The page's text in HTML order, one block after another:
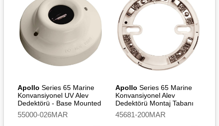
Apollo Series 65 Marine
Konvansiyonel UV Alev
Dedektörü - Base Mounted
55000-026MAR
Apollo Series 65 Marine
Konvansiyonel Alev
Dedektörü Montaj Tabanı
45681-200MAR